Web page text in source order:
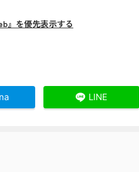
』を優先表示する
LINE